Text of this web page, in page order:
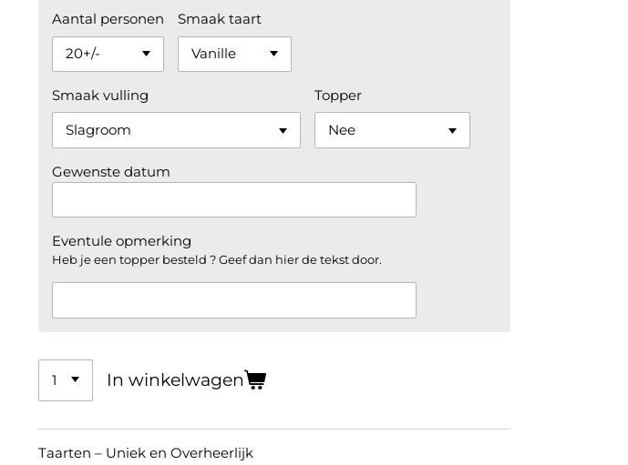
Aantal personen Smaak taart
Smaak vulling Topper
Gewenste datum
Eventule opmerking
Heb je een topper besteld ? Geef dan hier de tekst door.
In winkelwagen
Taarten – Uniek en Overheerlijk